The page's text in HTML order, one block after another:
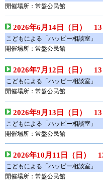
開催場所：常盤公民館
2026年6月14日（日） 13
こどもによる「ハッピー相談室」
開催場所：常盤公民館
2026年7月12日（日） 13
こどもによる「ハッピー相談室」
開催場所：常盤公民館
2026年9月13日（日） 13
こどもによる「ハッピー相談室」
開催場所：常盤公民館
2026年10月11日（日）
こどもによる「ハッピー相談室」
開催場所：常盤公民館